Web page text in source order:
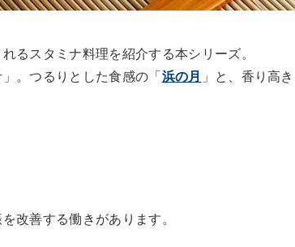
るスタミナ料理を紹介する本シリーズ。
。つるりとした食感の「 浜の月 」と、香り高き
改善する働きがあります。